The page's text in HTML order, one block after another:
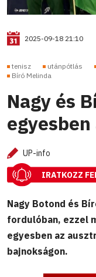
2025-09-18 21:10
tenisz utánpótlás
Bíró Melinda
Nagy és
UP-info
IRATKOZZ
Nagy Botond és
fordulóban, ezzel
egyesben az
bajnokságon.